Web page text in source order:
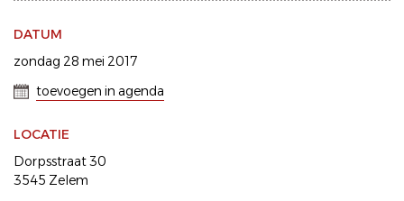
DATUM
zondag 28 mei 2017
toevoegen in agenda
LOCATIE
Dorpsstraat 30
3545 Zelem